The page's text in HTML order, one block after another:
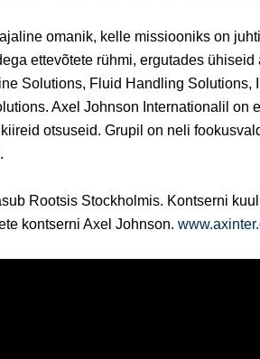
omanik, kelle missiooniks on
ettevõtete rühmi, ergutades
Solutions, Fluid Handling
Axel Johnson Internationalil on
otsuseid. Grupil on neli
Rootsis Stockholmis. Kontserni
kontserni Axel Johnson.